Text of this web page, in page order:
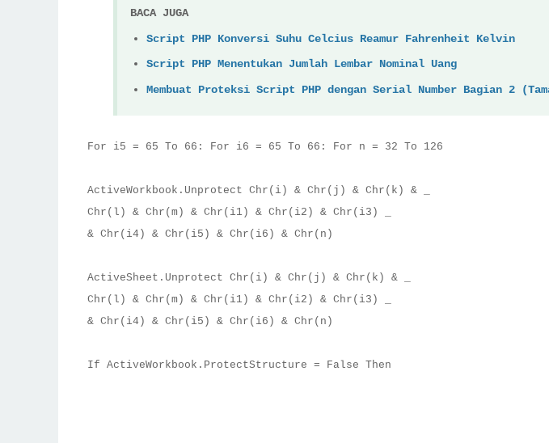
BACA JUGA
Script PHP Konversi Suhu Celcius Reamur Fahrenheit Kelvin
Script PHP Menentukan Jumlah Lembar Nominal Uang
Membuat Proteksi Script PHP dengan Serial Number Bagian 2
For i5 = 65 To 66: For i6 = 65 To 66: For n = 32 To 126
ActiveWorkbook.Unprotect Chr(i) & Chr(j) & Chr(k) & _
Chr(l) & Chr(m) & Chr(i1) & Chr(i2) & Chr(i3) _
& Chr(i4) & Chr(i5) & Chr(i6) & Chr(n)
ActiveSheet.Unprotect Chr(i) & Chr(j) & Chr(k) & _
Chr(l) & Chr(m) & Chr(i1) & Chr(i2) & Chr(i3) _
& Chr(i4) & Chr(i5) & Chr(i6) & Chr(n)
If ActiveWorkbook.ProtectStructure = False Then